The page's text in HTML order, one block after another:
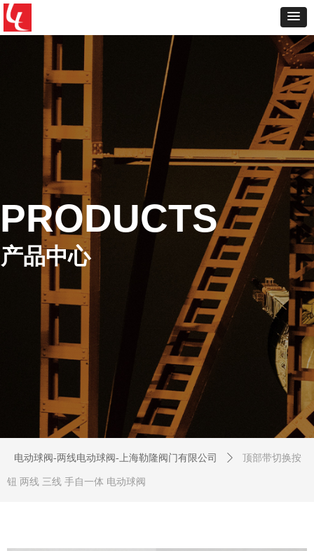
PRODUCTS
产品中心
电动球阀-两线电动球阀-上海勒隆阀门有限公司 ꄲ 顶部带切换按
钮 两线 三线 手自一体 电动球阀